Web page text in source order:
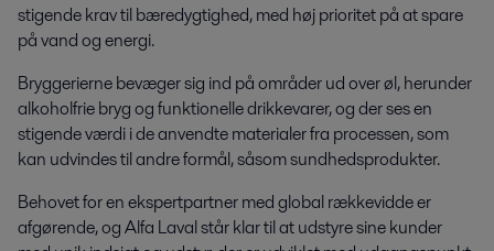
stigende krav til bæredygtighed, med høj prioritet på at spare
på vand og energi.
Bryggerierne bevæger sig ind på områder ud over øl, herunder
alkoholfrie bryg og funktionelle drikkevarer, og der ses en
stigende værdi i de anvendte materialer fra processen, som
kan udvindes til andre formål, såsom sundhedsprodukter.
Behovet for en ekspertpartner med global rækkevidde er
afgørende, og Alfa Laval står klar til at udstyre sine kunder